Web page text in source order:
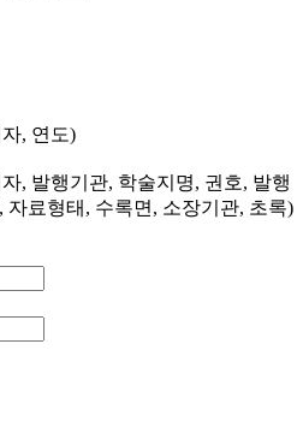
, 연도)
, 발행기관, 학술지명, 권호, 발행
자료형태, 수록면, 소장기관, 초록)